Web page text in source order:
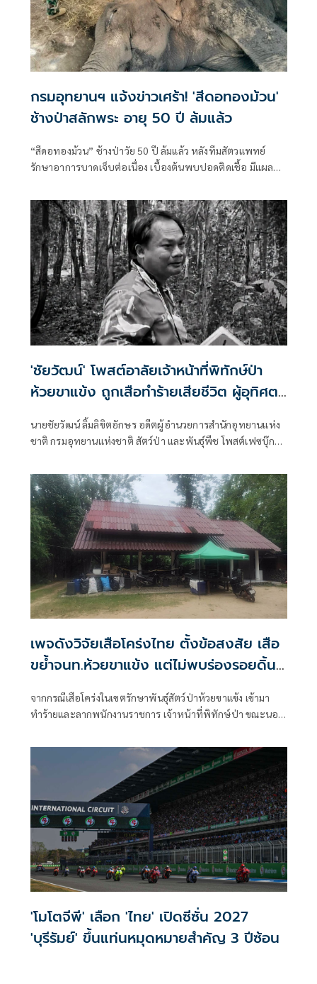
กรมอุทยานฯ แจ้งข่าวเศร้า! 'สีดอทองม้วน'
ช้างป่าสลักพระ อายุ 50 ปี ล้มแล้ว
“สีดอทองม้วน” ช้างป่าวัย 50 ปี ล้มแล้ว หลังทีมสัตวแพทย์
รักษาอาการบาดเจ็บต่อเนื่อง เบื้องต้นพบปอดติดเชื้อ มีแผลกด
'ชัยวัฒน์' โพสต์อาลัยเจ้าหน้าที่พิทักษ์ป่า
ห้วยขาแข้ง ถูกเสือทำร้ายเสียชีวิต ผู้อุทิศตน
ปกป้องผืนป่ามรดกโลก
นายชัยวัฒน์ ลิ้มลิขิตอักษร อดีตผู้อำนวยการสำนักอุทยานแห่ง
ชาติ กรมอุทยานแห่งชาติ สัตว์ป่า และพันธุ์พืช โพสต์เฟซบุ๊กว่า
เงียบงันลงด้วยความโศกเศร้า เมื่อต้องสูญเสียบุคลากรผู้เสียสละ
อย่างไม่มีวันกลับ..
เพจดังวิจัยเสือโคร่งไทย ตั้งข้อสงสัย เสือ
ขย้ำจนท.ห้วยขาแข้ง แต่ไม่พบร่องรอยดิ้น
จากกรณีเสือโคร่งในเขตรักษาพันธุ์สัตว์ป่าห้วยขาแข้ง เข้ามา
ทำร้ายและลากพนักงานราชการ เจ้าหน้าที่พิทักษ์ป่า ขณะนอน
รักษาพันธุ์สัตว์ป่าห้วยขาแข้งนั้น
'โมโตจีพี' เลือก 'ไทย' เปิดซีซั่น 2027
'บุรีรัมย์' ขึ้นแท่นหมุดหมายสำคัญ 3 ปีซ้อน